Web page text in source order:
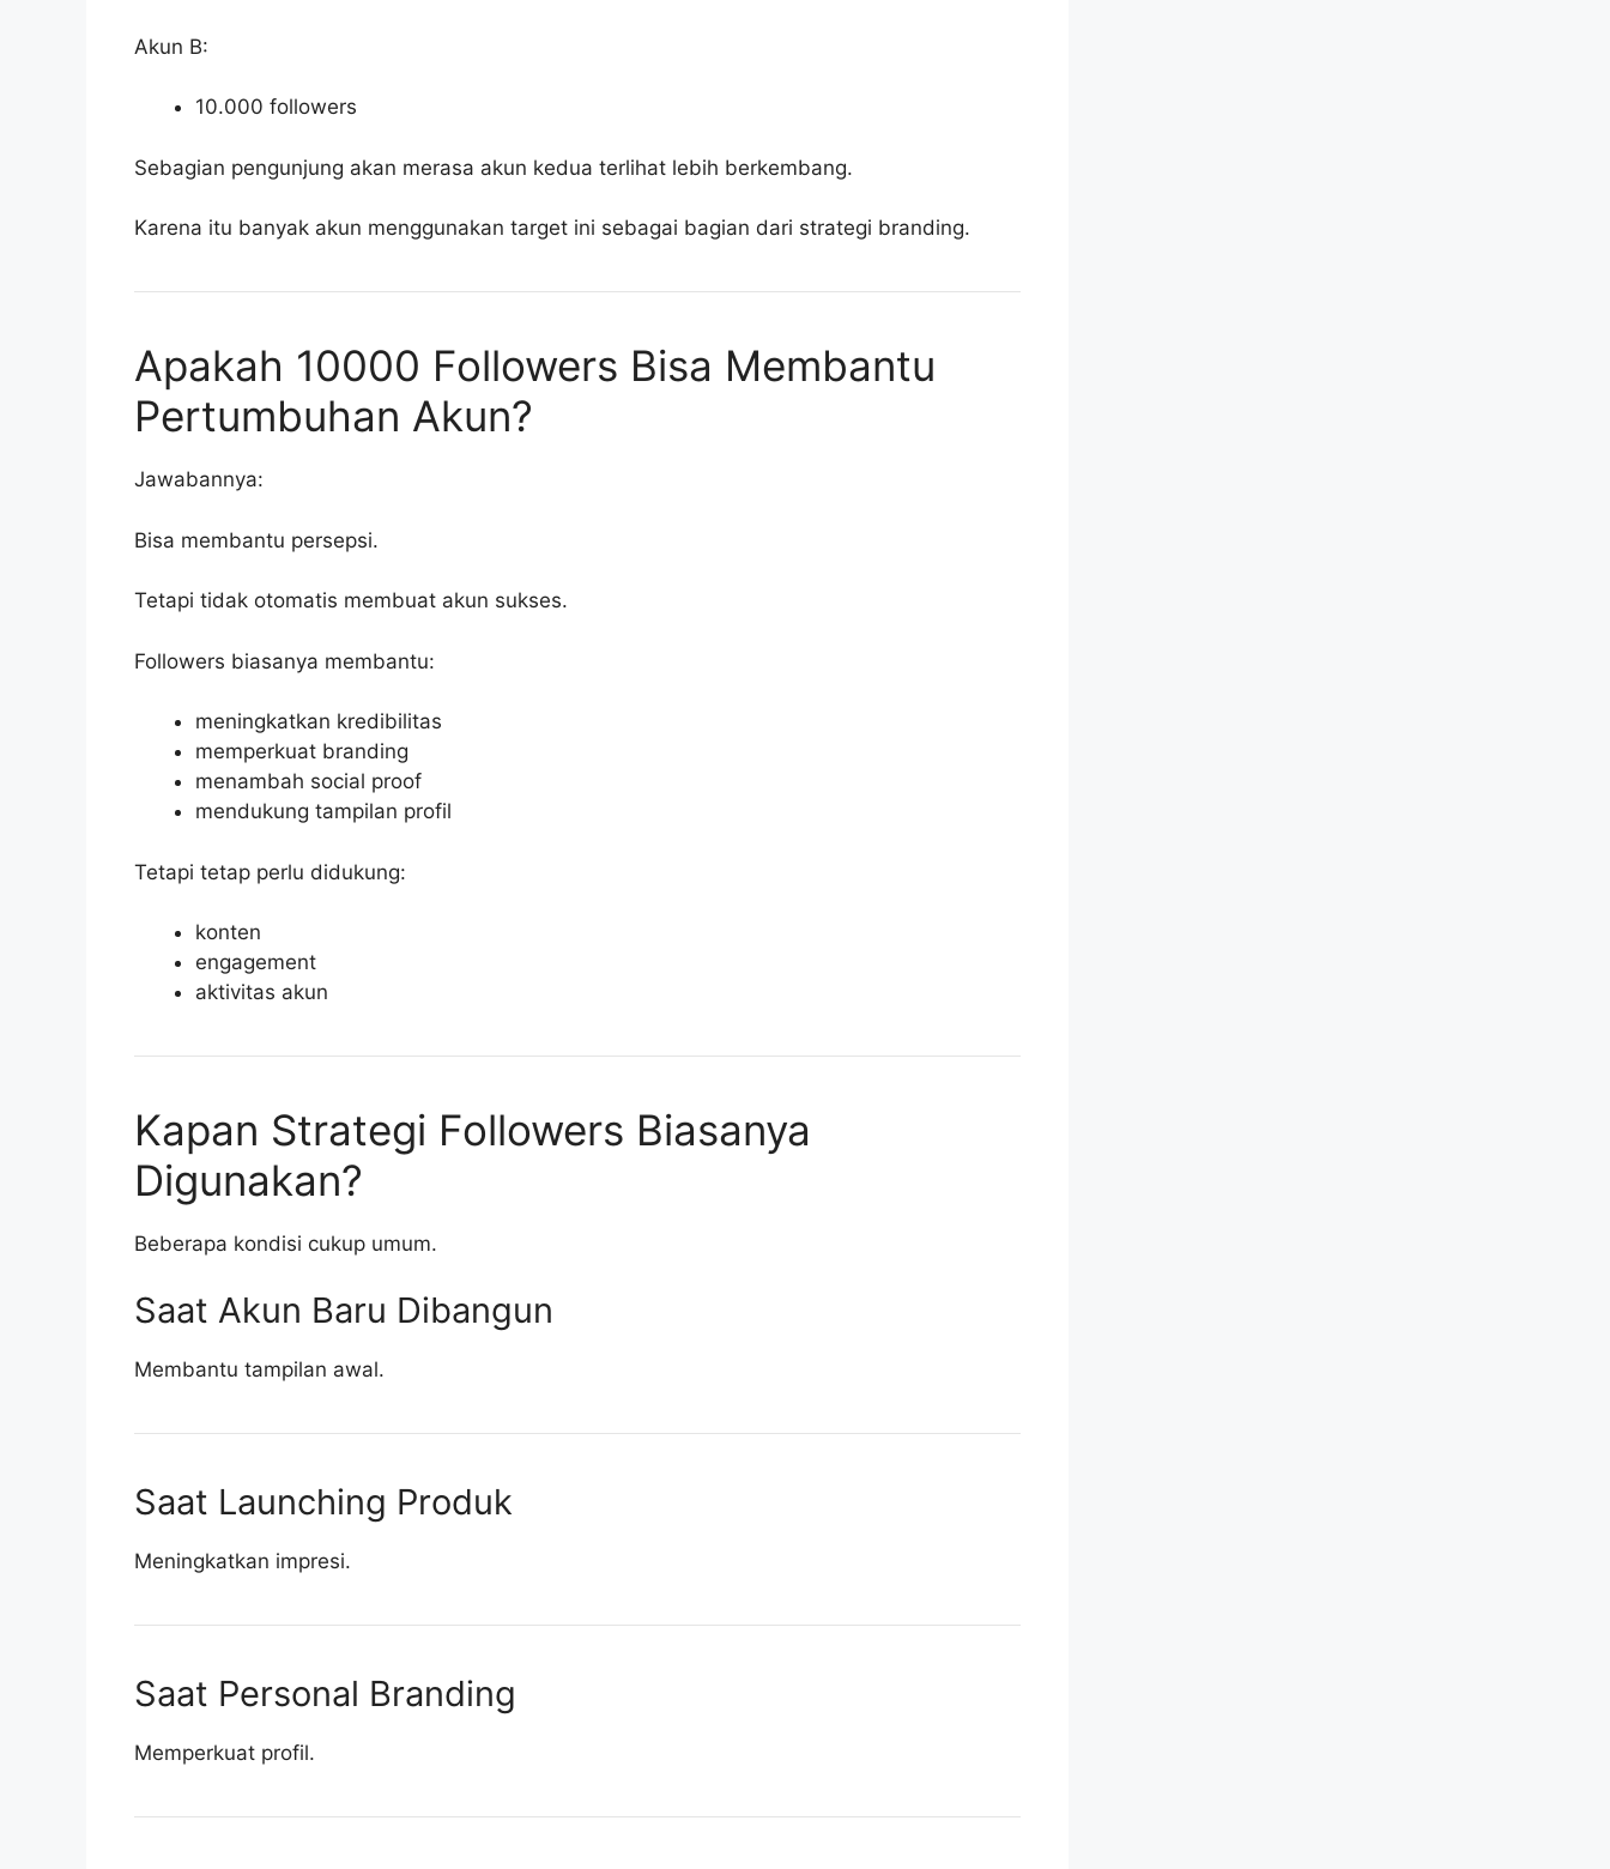
Akun B:
10.000 followers
Sebagian pengunjung akan merasa akun kedua terlihat lebih berkembang.
Karena itu banyak akun menggunakan target ini sebagai bagian dari strategi branding.
Apakah 10000 Followers Bisa Membantu
Pertumbuhan Akun?
Jawabannya:
Bisa membantu persepsi.
Tetapi tidak otomatis membuat akun sukses.
Followers biasanya membantu:
meningkatkan kredibilitas
memperkuat branding
menambah social proof
mendukung tampilan profil
Tetapi tetap perlu didukung:
konten
engagement
aktivitas akun
Kapan Strategi Followers Biasanya
Digunakan?
Beberapa kondisi cukup umum.
Saat Akun Baru Dibangun
Membantu tampilan awal.
Saat Launching Produk
Meningkatkan impresi.
Saat Personal Branding
Memperkuat profil.